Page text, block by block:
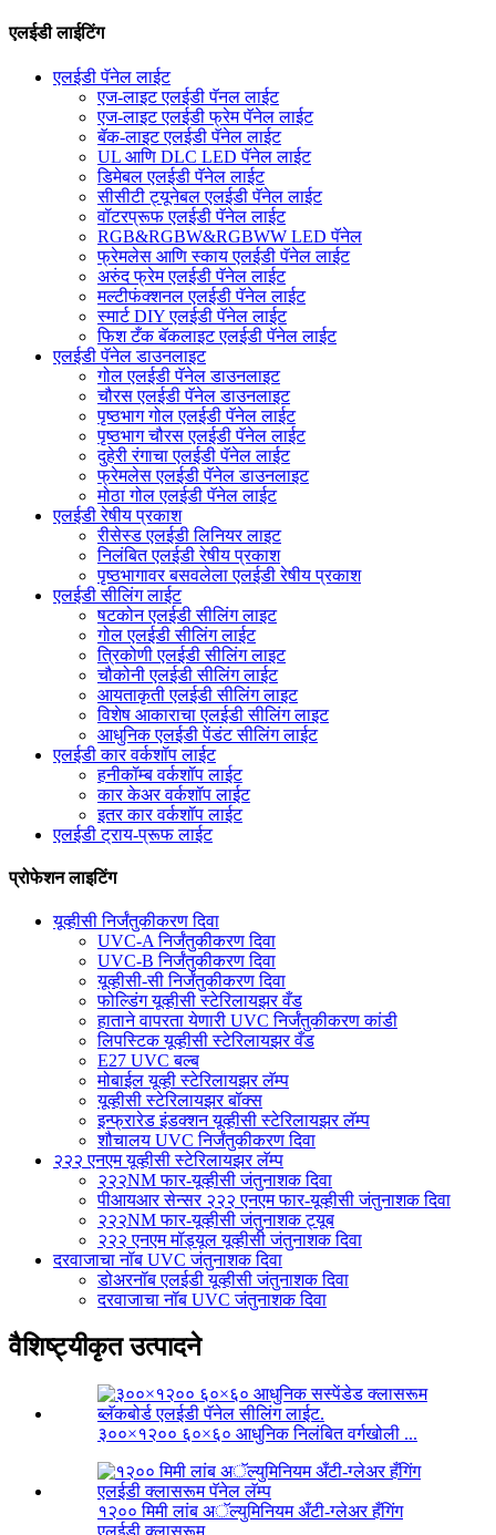
एलईडी लाईटिंग
एलईडी पॅनेल लाईट
एज-लाइट एलईडी पॅनल लाईट
एज-लाइट एलईडी फ्रेम पॅनेल लाईट
बॅक-लाइट एलईडी पॅनेल लाईट
UL आणि DLC LED पॅनेल लाईट
डिमेबल एलईडी पॅनेल लाईट
सीसीटी ट्यूनेबल एलईडी पॅनेल लाईट
वॉटरप्रूफ एलईडी पॅनेल लाईट
RGB&RGBW&RGBWW LED पॅनेल
फ्रेमलेस आणि स्काय एलईडी पॅनेल लाईट
अरुंद फ्रेम एलईडी पॅनेल लाईट
मल्टीफंक्शनल एलईडी पॅनेल लाईट
स्मार्ट DIY एलईडी पॅनेल लाईट
फिश टँक बॅकलाइट एलईडी पॅनेल लाईट
एलईडी पॅनेल डाउनलाइट
गोल एलईडी पॅनेल डाउनलाइट
चौरस एलईडी पॅनेल डाउनलाइट
पृष्ठभाग गोल एलईडी पॅनेल लाईट
पृष्ठभाग चौरस एलईडी पॅनेल लाईट
दुहेरी रंगाचा एलईडी पॅनेल लाईट
फ्रेमलेस एलईडी पॅनेल डाउनलाइट
मोठा गोल एलईडी पॅनेल लाईट
एलईडी रेषीय प्रकाश
रीसेस्ड एलईडी लिनियर लाइट
निलंबित एलईडी रेषीय प्रकाश
पृष्ठभागावर बसवलेला एलईडी रेषीय प्रकाश
एलईडी सीलिंग लाईट
षटकोन एलईडी सीलिंग लाइट
गोल एलईडी सीलिंग लाईट
त्रिकोणी एलईडी सीलिंग लाइट
चौकोनी एलईडी सीलिंग लाईट
आयताकृती एलईडी सीलिंग लाइट
विशेष आकाराचा एलईडी सीलिंग लाइट
आधुनिक एलईडी पेंडंट सीलिंग लाईट
एलईडी कार वर्कशॉप लाईट
हनीकॉम्ब वर्कशॉप लाईट
कार केअर वर्कशॉप लाईट
इतर कार वर्कशॉप लाईट
एलईडी ट्राय-प्रूफ लाईट
प्रोफेशन लाइटिंग
यूव्हीसी निर्जंतुकीकरण दिवा
UVC-A निर्जंतुकीकरण दिवा
UVC-B निर्जंतुकीकरण दिवा
यूव्हीसी-सी निर्जंतुकीकरण दिवा
फोल्डिंग यूव्हीसी स्टेरिलायझर वँड
हाताने वापरता येणारी UVC निर्जंतुकीकरण कांडी
लिपस्टिक यूव्हीसी स्टेरिलायझर वँड
E27 UVC बल्ब
मोबाईल यूव्ही स्टेरिलायझर लॅम्प
यूव्हीसी स्टेरिलायझर बॉक्स
इन्फ्रारेड इंडक्शन यूव्हीसी स्टेरिलायझर लॅम्प
शौचालय UVC निर्जंतुकीकरण दिवा
२२२ एनएम यूव्हीसी स्टेरिलायझर लॅम्प
२२२NM फार-यूव्हीसी जंतुनाशक दिवा
पीआयआर सेन्सर २२२ एनएम फार-यूव्हीसी जंतुनाशक दिवा
२२२NM फार-यूव्हीसी जंतुनाशक ट्यूब
२२२ एनएम मॉड्यूल यूव्हीसी जंतुनाशक दिवा
दरवाजाचा नॉब UVC जंतुनाशक दिवा
डोअरनॉब एलईडी यूव्हीसी जंतुनाशक दिवा
दरवाजाचा नॉब UVC जंतुनाशक दिवा
वैशिष्ट्यीकृत उत्पादने
३००×१२०० ६०×६० आधुनिक निलंबित वर्गखोली ...
१२०० मिमी लांब अॅल्युमिनियम अँटी-ग्लेअर हँगिंग
एलईडी क्लासरूम...